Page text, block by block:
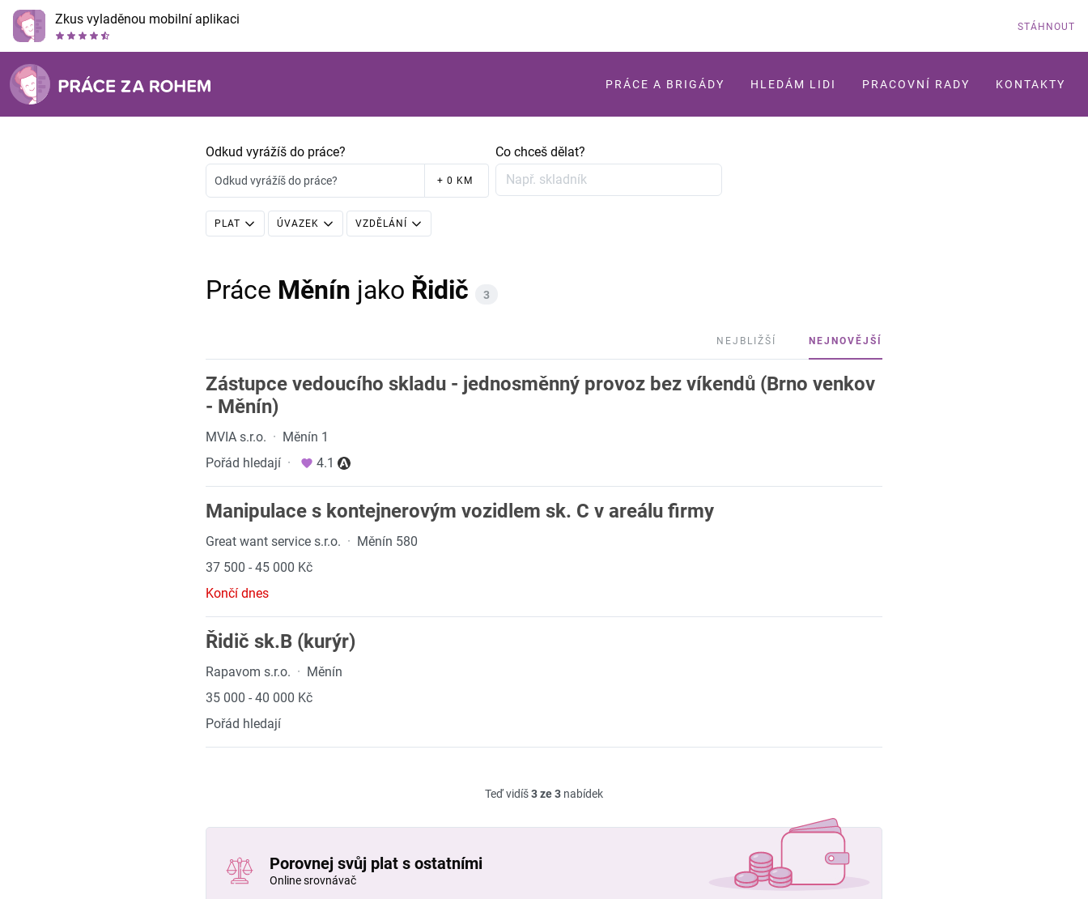
Zkus vyladěnou mobilní aplikaci STÁHNOUT
PRÁCE A BRIGÁDY HLEDÁM LIDI PRACOVNÍ RADY KONTAKTY
Odkud vyrážíš do práce?
Odkud vyrážíš do práce? + 0 KM
Co chceš dělat?
PLAT ÚVAZEK VZDĚLÁNÍ
Práce Měnín jako Řidič 3
NEJBLIŽŠÍ NEJNOVĚJŠÍ
Zástupce vedoucího skladu - jednosměnný provoz bez víkendů (Brno venkov
- Měnín)
MVIA s.r.o. · Měnín 1
Pořád hledají · 4.1
Manipulace s kontejnerovým vozidlem sk. C v areálu firmy
Great want service s.r.o. · Měnín 580
37 500 - 45 000 Kč
Končí dnes
Řidič sk.B (kurýr)
Rapavom s.r.o. · Měnín
35 000 - 40 000 Kč
Pořád hledají
Teď vidíš3 ze 3 nabídek
Porovnej svůj plat s ostatními
Online srovnávač